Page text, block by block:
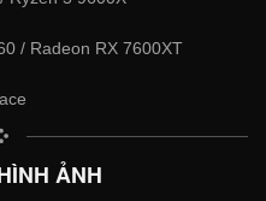
/ Radeon RX 7600XT
ẢNH